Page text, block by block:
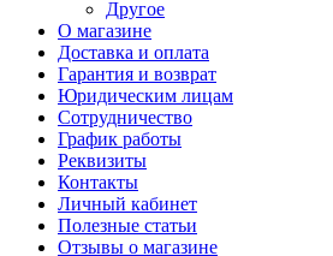
Другое
О магазине
Доставка и оплата
Гарантия и возврат
Юридическим лицам
Сотрудничество
График работы
Реквизиты
Контакты
Личный кабинет
Полезные статьи
Отзывы о магазине